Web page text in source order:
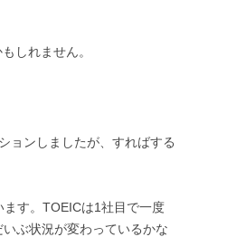
しれません。
ョンしましたが、すればする
ます。TOEICは1社目で一度
ぶ状況が変わっているかな